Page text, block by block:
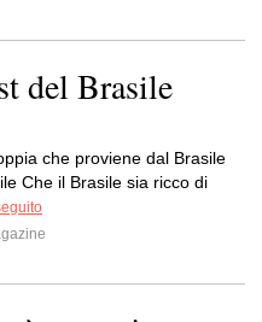
del Brasile
che proviene dal Brasile
Che il Brasile sia ricco di